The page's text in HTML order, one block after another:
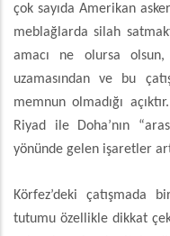
çok sayıda Amerikan
meblağlarda silah
amacı ne olursa olsun,
uzamasından ve bu
memnun olmadığı
Riyad ile Doha’nın
yönünde gelen işaretler
Körfez’deki çatışmada
tutumu özellikle dikkat